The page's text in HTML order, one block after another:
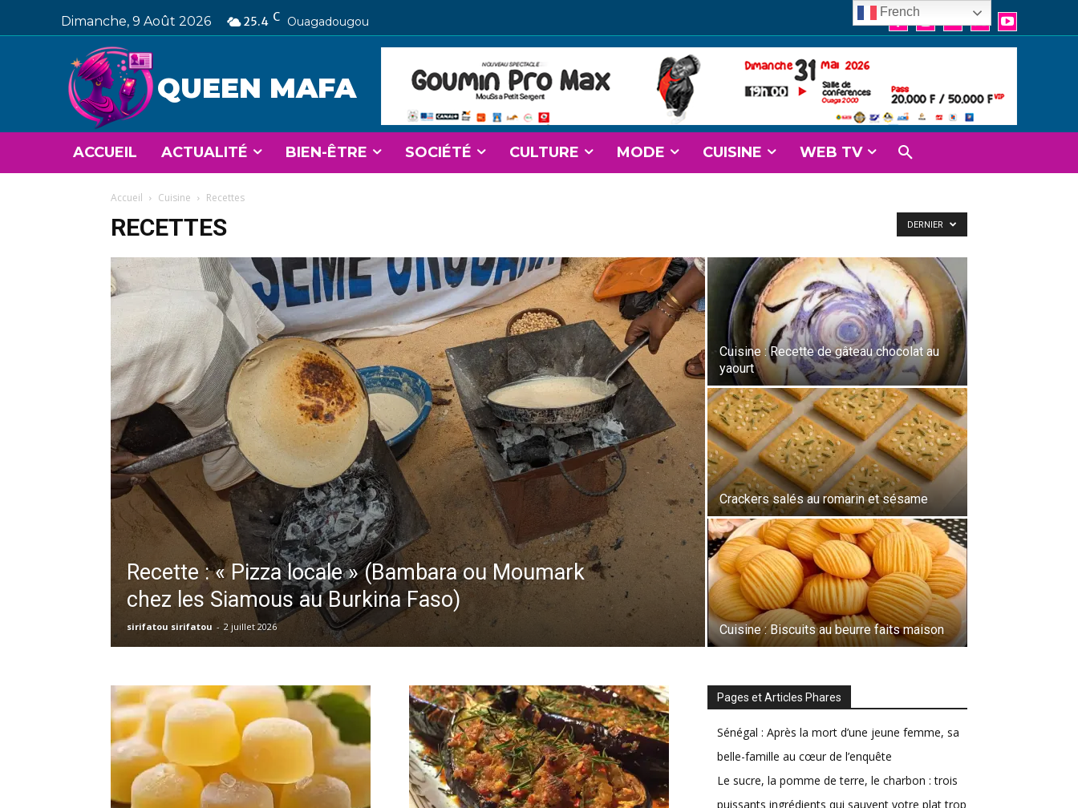
Dimanche, 9 Août 2026 25.4 C Ouagadougou
QUEEN MAFA
ACCUEIL ACTUALITÉ BIEN-ÊTRE SOCIÉTÉ CULTURE MODE CUISINE WEB TV
Accueil Cuisine Recettes
RECETTES DERNIER
Recette : « Pizza locale » (Bambara ou Moumark
chez les Siamous au Burkina Faso)
sirifatou sirifatou - 2 juillet 2026
Cuisine : Recette de gâteau chocolat au
yaourt
Crackers salés au romarin et sésame
Cuisine : Biscuits au beurre faits maison
Pages et Articles Phares
Sénégal : Après la mort d’une jeune femme, sa
belle-famille au cœur de l’enquête
Le sucre, la pomme de terre, le charbon : trois
puissants ingrédients qui sauvent votre plat trop
French